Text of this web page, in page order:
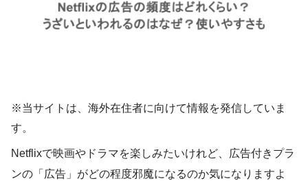
※当サイトは、海外在住者に向けて情報を発信していま
す。
Netflixで映画やドラマを楽しみたいけれど、広告付きプラ
ンの「広告」がどの程度邪魔になるのか気になりますよ